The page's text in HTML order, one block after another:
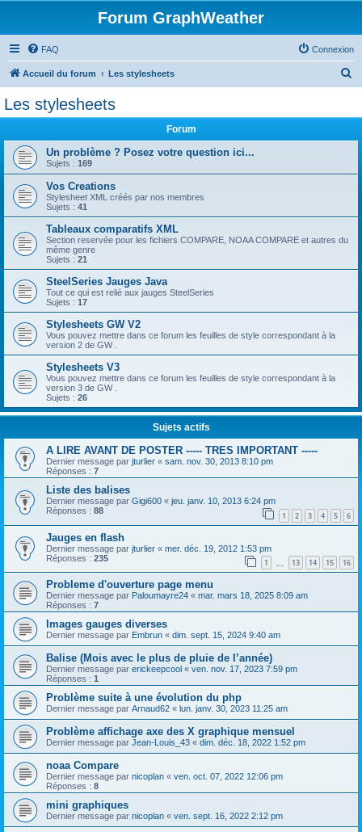
Forum GraphWeather
FAQ Connexion
Accueil du forum Les stylesheets
Les stylesheets
Forum
Un problème ? Posez votre question ici...
Sujets : 169
Vos Creations
Stylesheet XML créés par nos membres
Sujets : 41
Tableaux comparatifs XML
Section reservée pour les fichiers COMPARE, NOAA COMPARE et autres du
même genre
Sujets : 21
SteelSeries Jauges Java
Tout ce qui est relié aux jauges SteelSeries
Sujets : 17
Stylesheets GW V2
Vous pouvez mettre dans ce forum les feuilles de style correspondant à la
version 2 de GW .
Stylesheets V3
Vous pouvez mettre dans ce forum les feuilles de style correspondant à la
version 3 de GW .
Sujets : 26
Sujets actifs
A LIRE AVANT DE POSTER ----- TRES IMPORTANT -----
Dernier message par jturlier « sam. nov. 30, 2013 8:10 pm
Réponses : 7
Liste des balises
Dernier message par Gigi600 « jeu. janv. 10, 2013 6:24 pm
Réponses : 88 1 2 3 4 5 6
Jauges en flash
Dernier message par jturlier « mer. déc. 19, 2012 1:53 pm
Réponses : 235 1 13 14 15 16
Probleme d'ouverture page menu
Dernier message par Paloumayre24 « mar. mars 18, 2025 8:09 am
Réponses : 7
Images gauges diverses
Dernier message par Embrun « dim. sept. 15, 2024 9:40 am
Balise (Mois avec le plus de pluie de l’année)
Dernier message par erickeepcool « ven. nov. 17, 2023 7:59 pm
Réponses : 1
Problème suite à une évolution du php
Dernier message par Arnaud62 « lun. janv. 30, 2023 11:25 am
Problème affichage axe des X graphique mensuel
Dernier message par Jean-Louis_43 « dim. déc. 18, 2022 1:52 pm
noaa Compare
Dernier message par nicoplan « ven. oct. 07, 2022 12:06 pm
Réponses : 8
mini graphiques
Dernier message par nicoplan « ven. sept. 16, 2022 2:12 pm